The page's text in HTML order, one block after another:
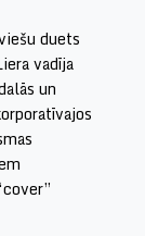
duets
vadīja
un